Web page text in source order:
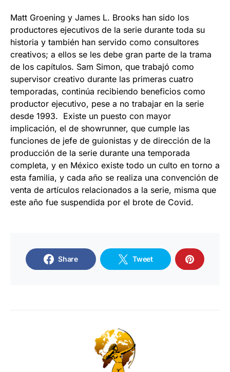
Matt Groening y James L. Brooks han sido los
productores ejecutivos de la serie durante toda su
historia y también han servido como consultores
creativos; a ellos se les debe gran parte de la trama
de los capítulos. Sam Simon, que trabajó como
supervisor creativo durante las primeras cuatro
temporadas, continúa recibiendo beneficios como
productor ejecutivo, pese a no trabajar en la serie
desde 1993. Existe un puesto con mayor
implicación, el de showrunner, que cumple las
funciones de jefe de guionistas y de dirección de la
producción de la serie durante una temporada
completa, y en México existe todo un culto en torno a
esta familia, y cada año se realiza una convención de
venta de artículos relacionados a la serie, misma que
este año fue suspendida por el brote de Covid.
Share Tweet